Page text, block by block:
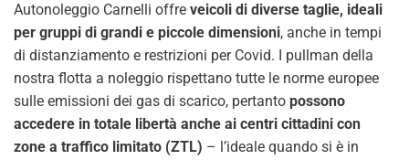
Autonoleggio Carnelli offre veicoli di diverse taglie, ideali
per gruppi di grandi e piccole dimensioni, anche in tempi
di distanziamento e restrizioni per Covid. I pullman della
nostra flotta a noleggio rispettano tutte le norme europee
sulle emissioni dei gas di scarico, pertanto possono
accedere in totale libertà anche ai centri cittadini con
zone a traffico limitato (ZTL) – l’ideale quando si è in